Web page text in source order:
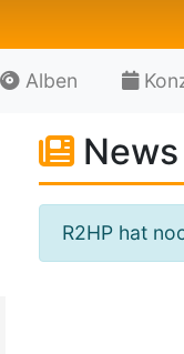
Alben
News
R2HP hat